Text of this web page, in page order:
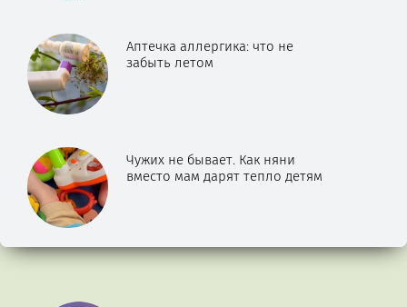
Аптечка аллергика: что не
забыть летом
Чужих не бывает. Как няни
вместо мам дарят тепло детям